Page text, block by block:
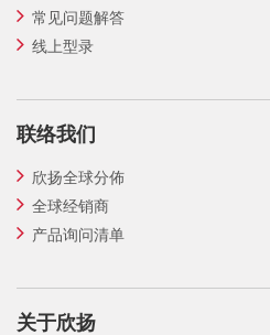
常见问题解答
线上型录
联络我们
欣扬全球分佈
全球经销商
产品询问清单
关于欣扬